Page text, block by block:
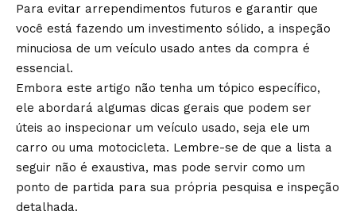
Para evitar arrependimentos futuros e garantir que
você está fazendo um investimento sólido, a inspeção
minuciosa de um veículo usado antes da compra é
essencial.
Embora este artigo não tenha um tópico específico,
ele abordará algumas dicas gerais que podem ser
úteis ao inspecionar um veículo usado, seja ele um
carro ou uma motocicleta. Lembre-se de que a lista a
seguir não é exaustiva, mas pode servir como um
ponto de partida para sua própria pesquisa e inspeção
detalhada.